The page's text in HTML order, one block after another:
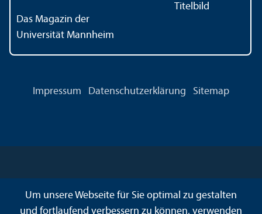
Das Magazin der
Universität Mannheim
Impressum Datenschutz­erklärung Sitemap
Um unsere Webseite für Sie optimal zu gestalten
und fortlaufend verbessern zu können, verwenden